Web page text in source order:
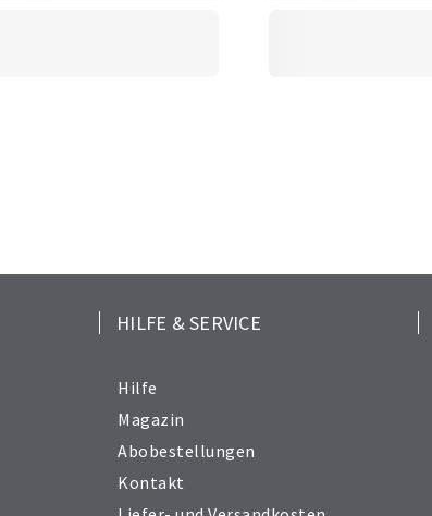
HILFE & SERVICE
Hilfe
Magazin
Abobestellungen
Kontakt